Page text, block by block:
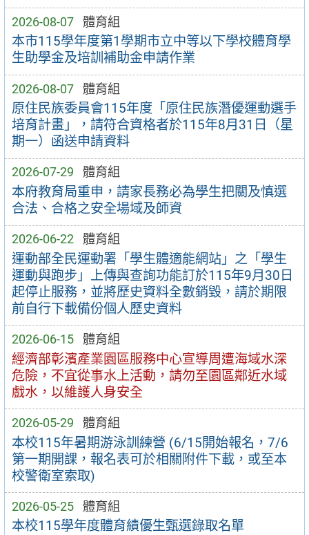
2026-08-07 體育組
本市115學年度第1學期市立中等以下學校體育學
生助學金及培訓補助金申請作業
2026-08-07 體育組
原住民族委員會115年度「原住民族潛優運動選手
培育計畫」，請符合資格者於115年8月31日（星
期一）函送申請資料
2026-07-29 體育組
本府教育局重申，請家長務必為學生把關及慎選
合法、合格之安全場域及師資
2026-06-22 體育組
運動部全民運動署「學生體適能網站」之「學生
運動與跑步」上傳與查詢功能訂於115年9月30日
起停止服務，並將歷史資料全數銷毀，請於期限
前自行下載備份個人歷史資料
2026-06-15 體育組
經濟部彰濱產業園區服務中心宣導周遭海域水深
危險，不宜從事水上活動，請勿至園區鄰近水域
戲水，以維護人身安全
2026-05-29 體育組
本校115年暑期游泳訓練營 (6/15開始報名，7/6
第一期開課，報名表可於相關附件下載，或至本
校警衛室索取)
2026-05-25 體育組
本校115學年度體育績優生甄選錄取名單